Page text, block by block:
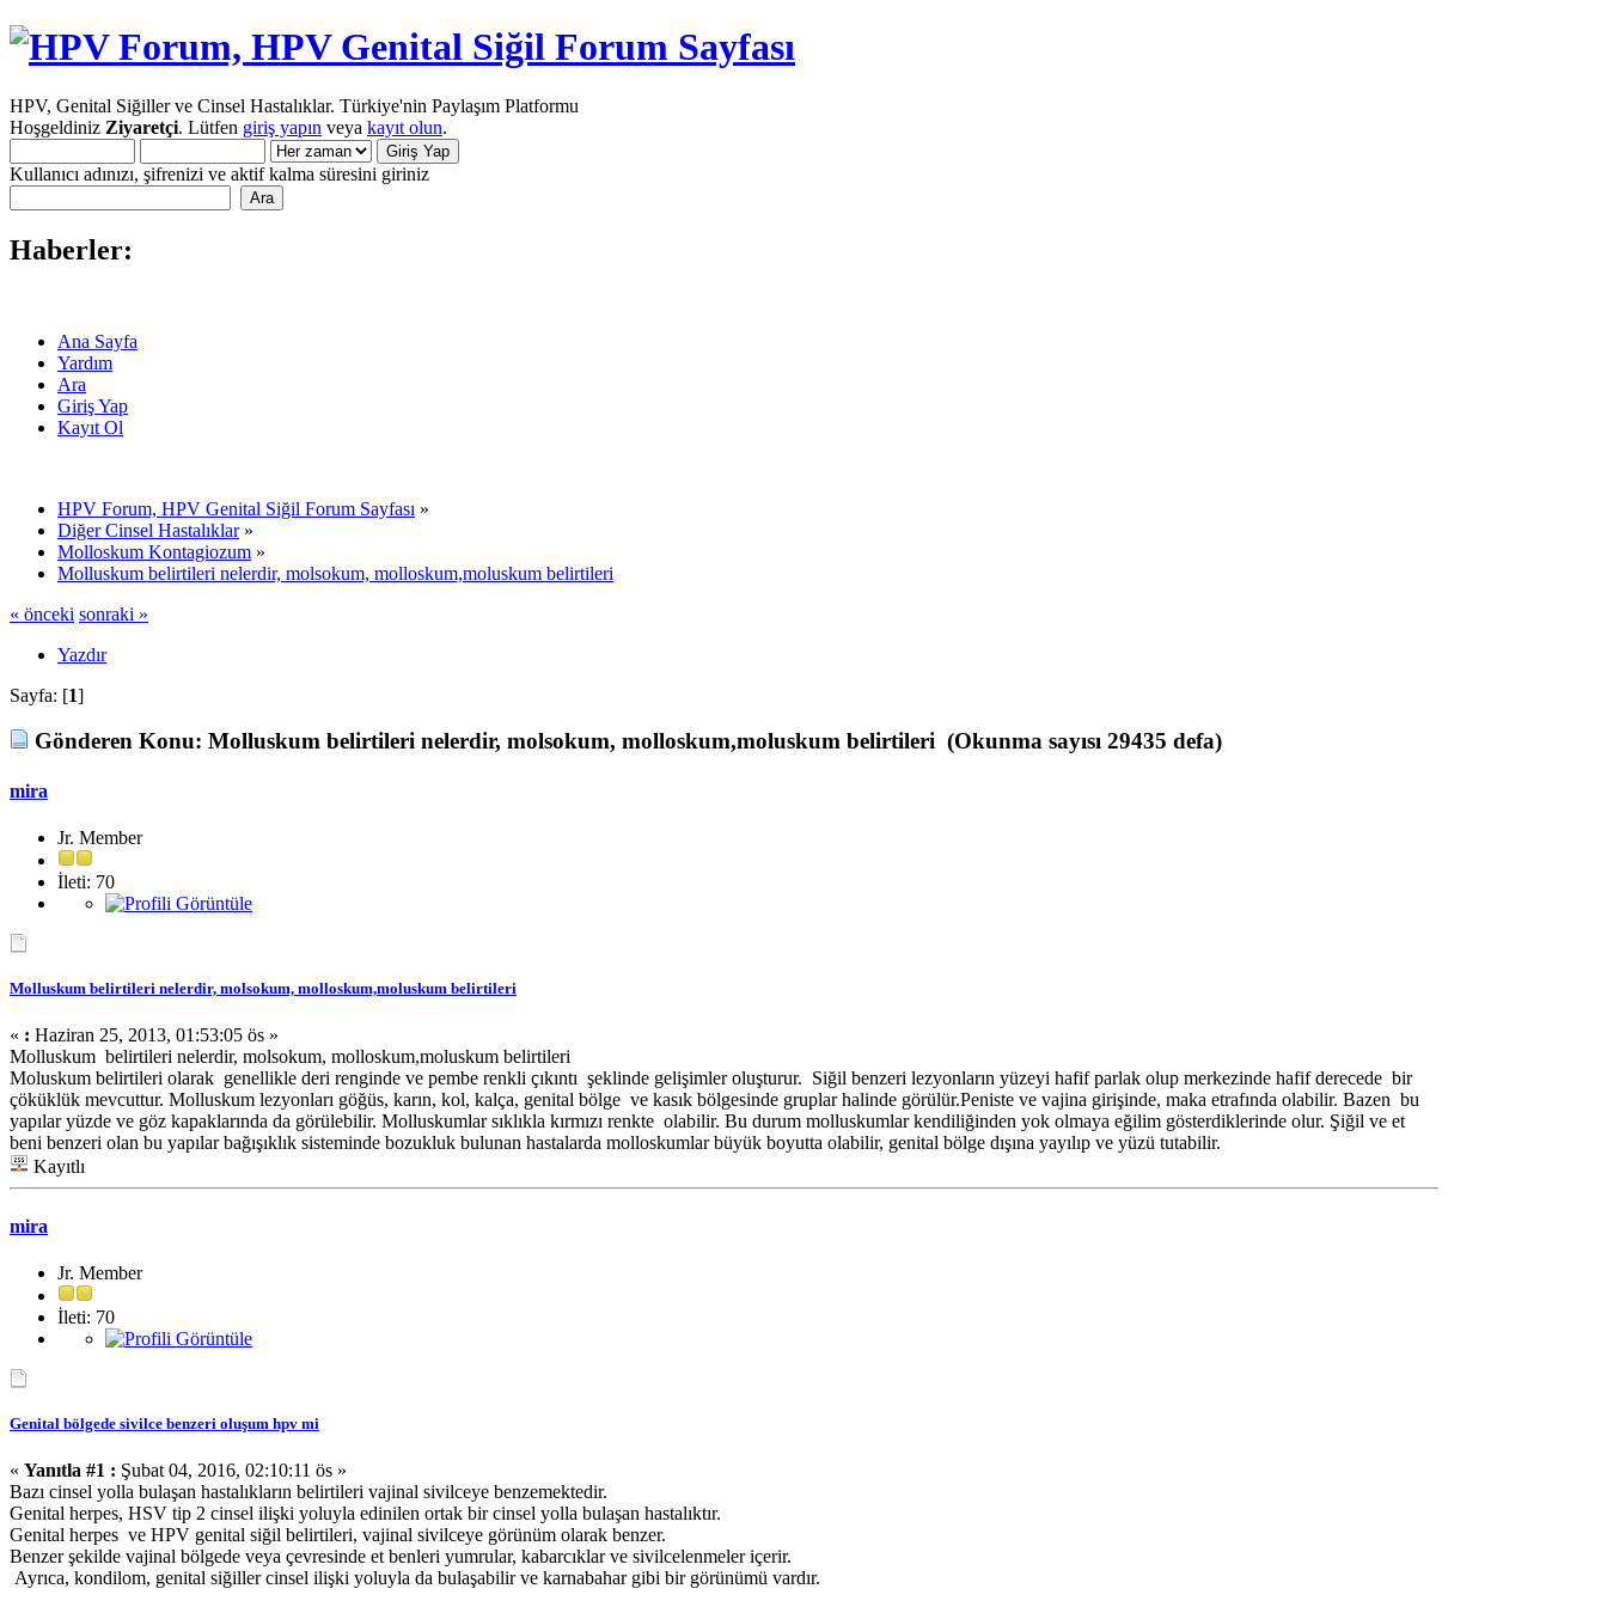
HPV, Genital Siğiller ve Cinsel Hastalıklar. Türkiye'nin Paylaşım Platformu
Hoşgeldiniz Ziyaretçi. Lütfen giriş yapın veya kayıt olun.
Kullanıcı adınızı, şifrenizi ve aktif kalma süresini giriniz
Haberler:
Ana Sayfa
Yardım
Ara
Giriş Yap
Kayıt Ol
HPV Forum, HPV Genital Siğil Forum Sayfası »
Diğer Cinsel Hastalıklar»
Molloskum Kontagiozum »
Molluskum belirtileri nelerdir, molsokum, molloskum,moluskum belirtileri
« önceki sonraki »
Yazdır
Sayfa: [1]
Gönderen Konu: Molluskum belirtileri nelerdir, molsokum, molloskum,moluskum belirtileri (Okunma sayısı 29435 defa)
mira
Jr. Member
İleti: 70
Molluskum belirtileri nelerdir, molsokum, molloskum,moluskum belirtileri
« : Haziran 25, 2013, 01:53:05 ös »
Molluskum belirtileri nelerdir, molsokum, molloskum,moluskum belirtileri
Moluskum belirtileri olarak genellikle deri renginde ve pembe renkli çıkıntı şeklinde gelişimler oluşturur. Siğil benzeri lezyonların yüzeyi hafif parlak olup merkezinde hafif derecede bir
çöküklük mevcuttur. Molluskum lezyonları göğüs, karın, kol, kalça, genital bölge ve kasık bölgesinde gruplar halinde görülür.Peniste ve vajina girişinde, maka etrafında olabilir. Bazen bu
yapılar yüzde ve göz kapaklarında da görülebilir. Molluskumlar sıklıkla kırmızı renkte olabilir. Bu durum molluskumlar kendiliğinden yok olmaya eğilim gösterdiklerinde olur. Şiğil ve et
beni benzeri olan bu yapılar bağışıklık sisteminde bozukluk bulunan hastalarda molloskumlar büyük boyutta olabilir, genital bölge dışına yayılıp ve yüzü tutabilir.
Kayıtlı
mira
Jr. Member
İleti: 70
Genital bölgede sivilce benzeri oluşum hpv mi
« Yanıtla #1 : Şubat 04, 2016, 02:10:11 ös »
Bazı cinsel yolla bulaşan hastalıkların belirtileri vajinal sivilceye benzemektedir.
Genital herpes, HSV tip 2 cinsel ilişki yoluyla edinilen ortak bir cinsel yolla bulaşan hastalıktır.
Genital herpes ve HPV genital siğil belirtileri, vajinal sivilceye görünüm olarak benzer.
Benzer şekilde vajinal bölgede veya çevresinde et benleri yumrular, kabarcıklar ve sivilcelenmeler içerir.
Ayrıca, kondilom, genital siğiller cinsel ilişki yoluyla da bulaşabilir ve karnabahar gibi bir görünümü vardır.